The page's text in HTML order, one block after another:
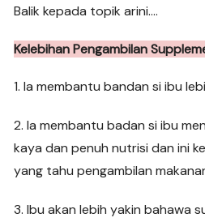
Balik kepada topik arini….
Kelebihan Pengambilan
1. Ia membantu bandan si ibu
2. Ia membantu badan si ibu
kaya dan penuh nutrisi dan ini
yang tahu pengambilan
3. Ibu akan lebih yakin bahawa